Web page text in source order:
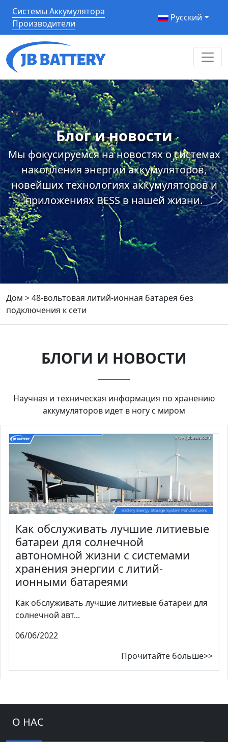
Системы Аккумулятора
Производители
Pусский
Блог и новости
Мы фокусируемся на новостях о системах
накопления энергии аккумуляторов,
новейших технологиях аккумуляторов и
приложениях BESS в нашей жизни.
Дом >48-вольтовая литий-ионная батарея без
подключения к сети
БЛОГИ И НОВОСТИ
Научная и техническая информация по хранению
аккумуляторов идет в ногу с миром
Как обслуживать лучшие литиевые
батареи для солнечной
автономной жизни с системами
хранения энергии с литий-
ионными батареями
Как обслуживать лучшие литиевые батареи для
солнечной авт...
06/06/2022
Прочитайте больше>>
О НАС